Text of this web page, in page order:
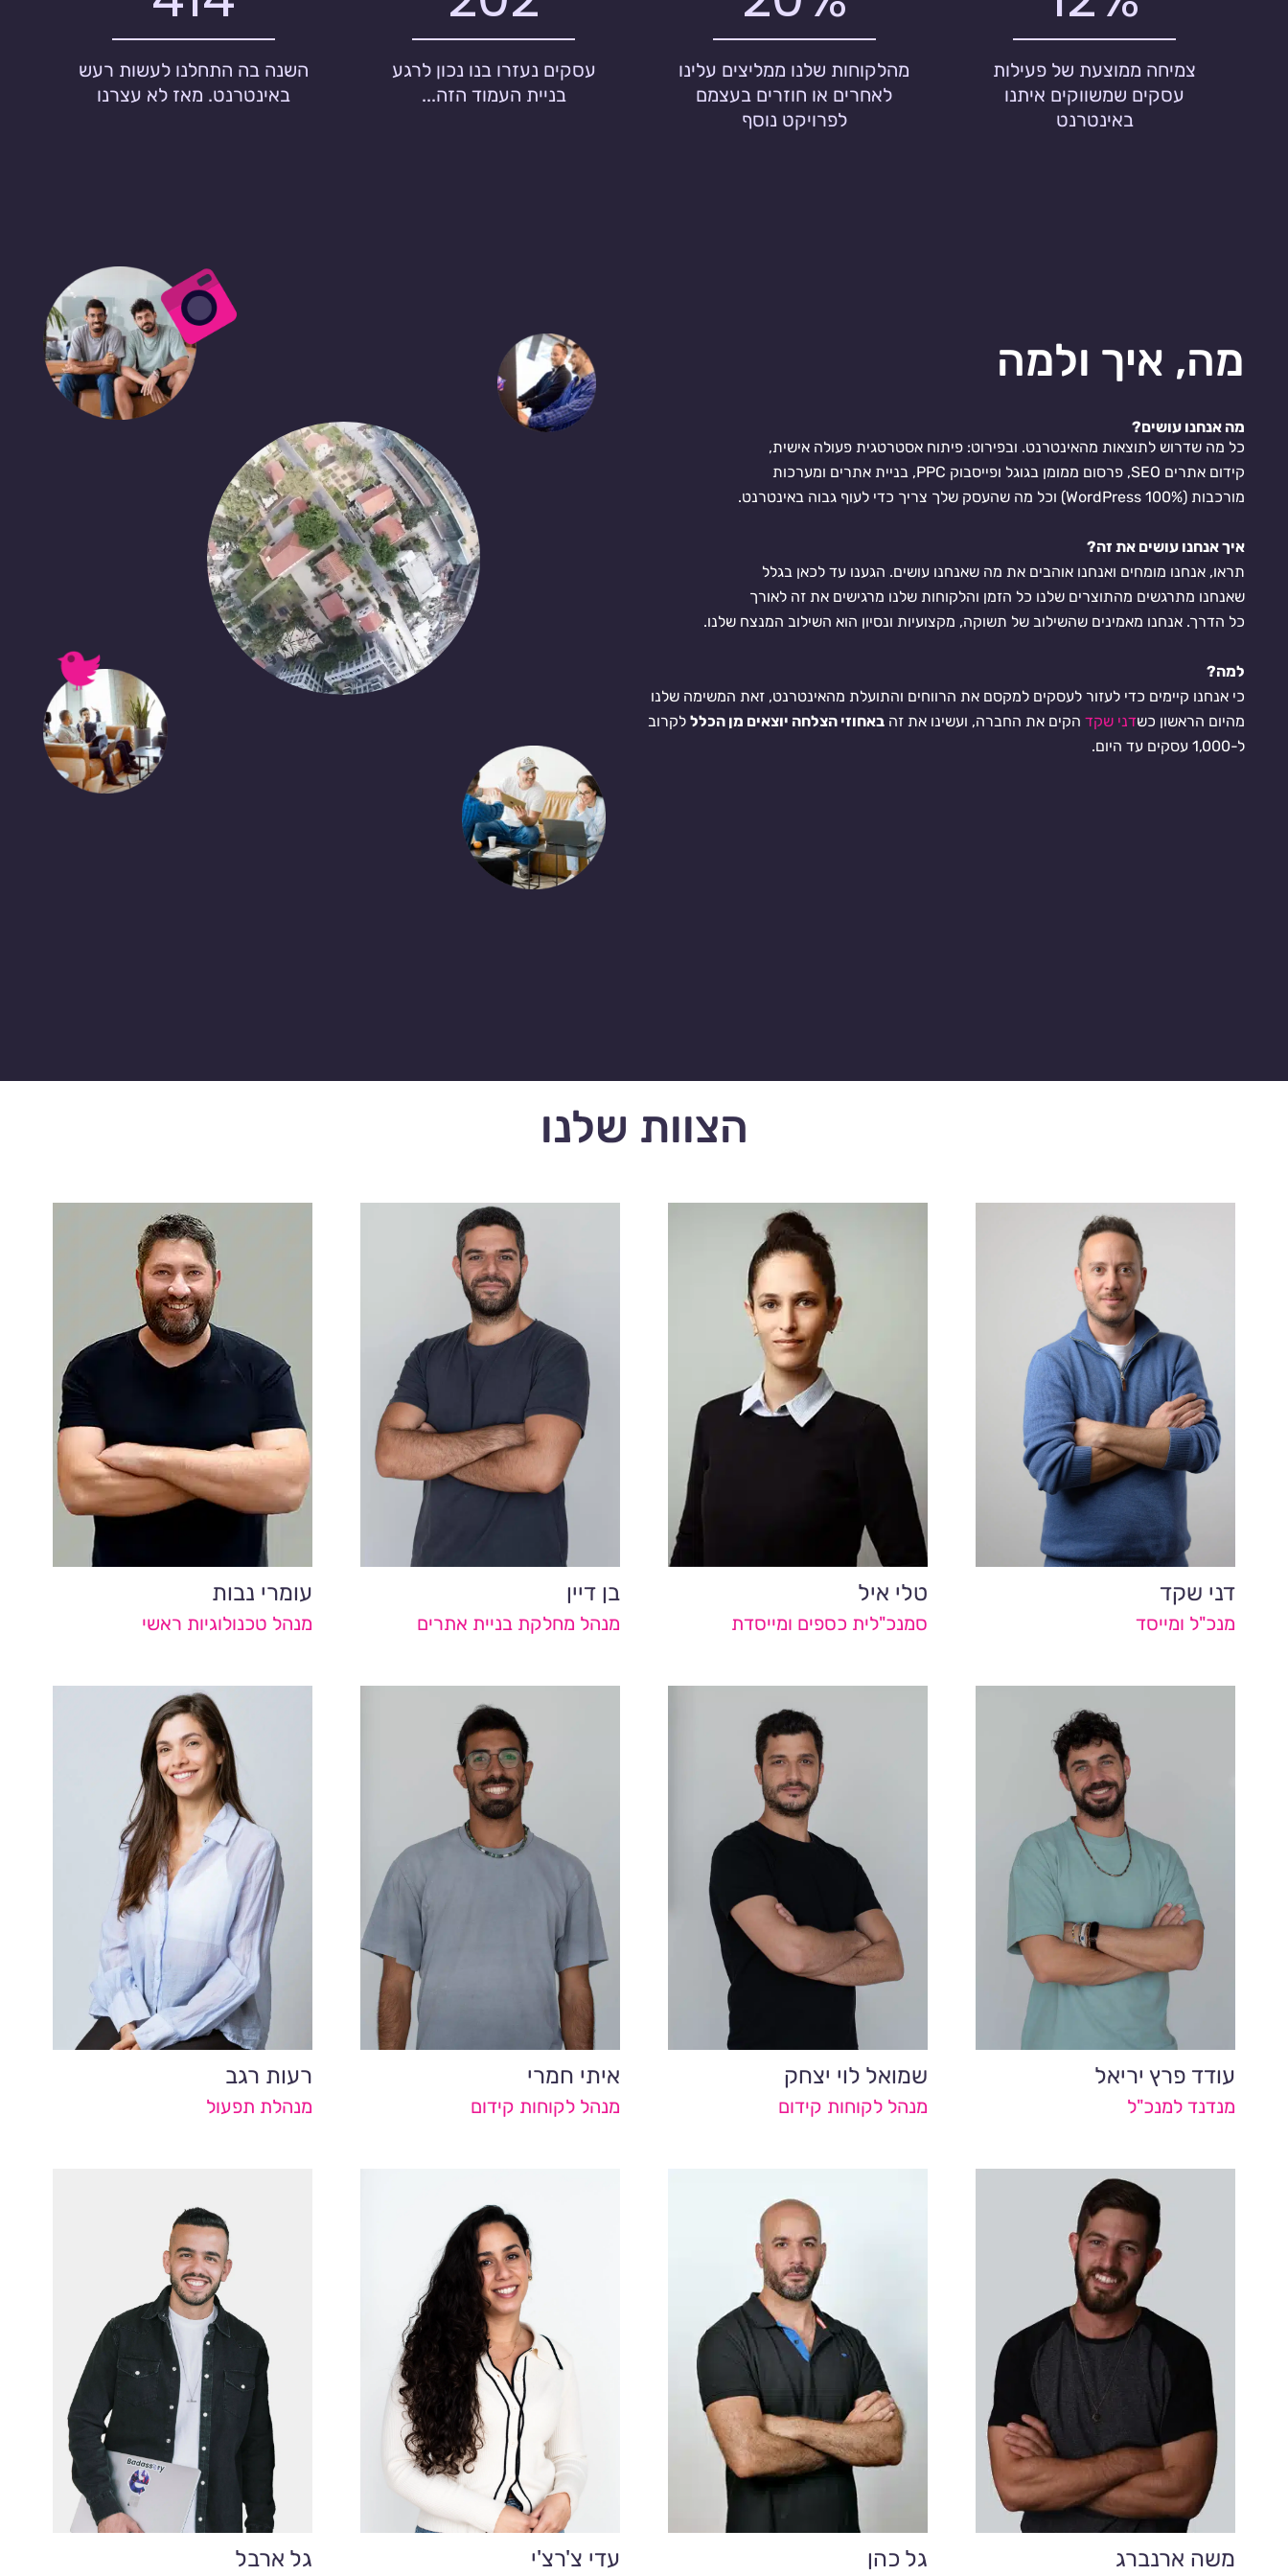
צמיחה ממוצעת של פעילות
עסקים שמשווקים איתנו
באינטרנט
מהלקוחות שלנו ממליצים עלינו
לאחרים או חוזרים בעצמם
לפרויקט נוסף
עסקים נעזרו בנו נכון לרגע
בניית העמוד הזה...
השנה בה התחלנו לעשות רעש
באינטרנט. מאז לא עצרנו
מה, איך ולמה
מה אנחנו עושים?
כל מה שדרוש לתוצאות מהאינטרנט. ובפירוט: פיתוח אסטרטגית פעולה אישית,
קידום אתרים SEO, פרסום ממומן בגוגל ופייסבוק PPC, בניית אתרים ומערכות
מורכבות (100% WordPress) וכל מה שהעסק שלך צריך כדי לעוף גבוה באינטרנט.
איך אנחנו עושים את זה?
תראו, אנחנו מומחים ואנחנו אוהבים את מה שאנחנו עושים. הגענו עד לכאן בגלל
שאנחנו מתרגשים מהתוצרים שלנו כל הזמן והלקוחות שלנו מרגישים את זה לאורך
כל הדרך. אנחנו מאמינים שהשילוב של תשוקה, מקצועיות ונסיון הוא השילוב המנצח שלנו.
למה?
כי אנחנו קיימים כדי לעזור לעסקים למקסם את הרווחים והתועלת מהאינטרנט, זאת המשימה שלנו
מהיום הראשון כשדני שקד הקים את החברה, ועשינו את זה באחוזי הצלחה יוצאים מן הכלל לקרוב
ל-1,000 עסקים עד היום.
הצוות שלנו
דני שקד
מנכ"ל ומייסד
טלי איל
סמנכ"לית כספים ומייסדת
בן דיין
מנהל מחלקת בניית אתרים
עומרי נבות
מנהל טכנולוגיות ראשי
עודד פרץ יריאל
מנדנד למנכ"ל
שמואל לוי יצחק
מנהל לקוחות קידום
איתי חמרי
מנהל לקוחות קידום
רעות רגב
מנהלת תפעול
משה ארנברג גל כהן עדי צ'רצ'י גל ארבל